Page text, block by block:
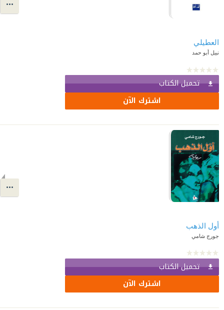
العطيلي
نبيل أبو حمد
تحميل الكتاب
اشترك الآن
أول الذهب
جورج شامي
تحميل الكتاب
اشترك الآن